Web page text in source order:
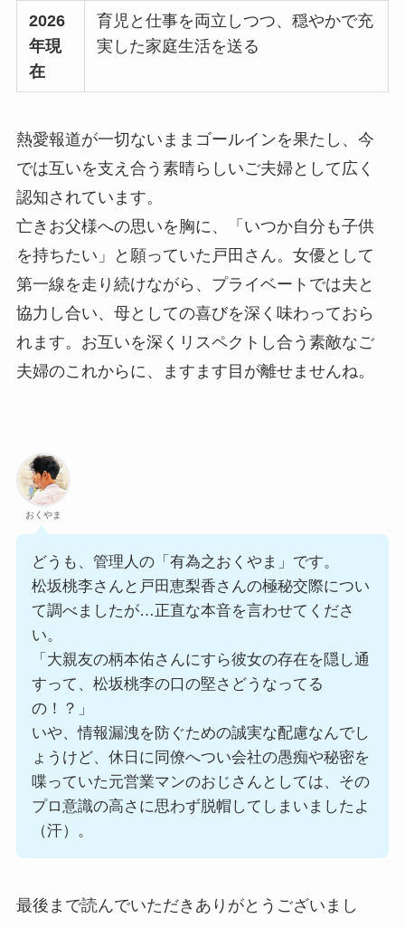
2026
年現
在
育児と仕事を両立しつつ、穏やかで充
実した家庭生活を送る
熱愛報道が一切ないままゴールインを果たし、今
では互いを支え合う素晴らしいご夫婦として広く
認知されています。
亡きお父様への思いを胸に、「いつか自分も子供
を持ちたい」と願っていた戸田さん。女優として
第一線を走り続けながら、プライベートでは夫と
協力し合い、母としての喜びを深く味わっておら
れます。お互いを深くリスペクトし合う素敵なご
夫婦のこれからに、ますます目が離せませんね。
おくやま
どうも、管理人の「有為之おくやま」です。
松坂桃李さんと戸田恵梨香さんの極秘交際につい
て調べましたが…正直な本音を言わせてくださ
い。
「大親友の柄本佑さんにすら彼女の存在を隠し通
すって、松坂桃李の口の堅さどうなってる
の！？」
いや、情報漏洩を防ぐための誠実な配慮なんでし
ょうけど、休日に同僚へつい会社の愚痴や秘密を
喋っていた元営業マンのおじさんとしては、その
プロ意識の高さに思わず脱帽してしまいましたよ
（汗）。
最後まで読んでいただきありがとうございまし